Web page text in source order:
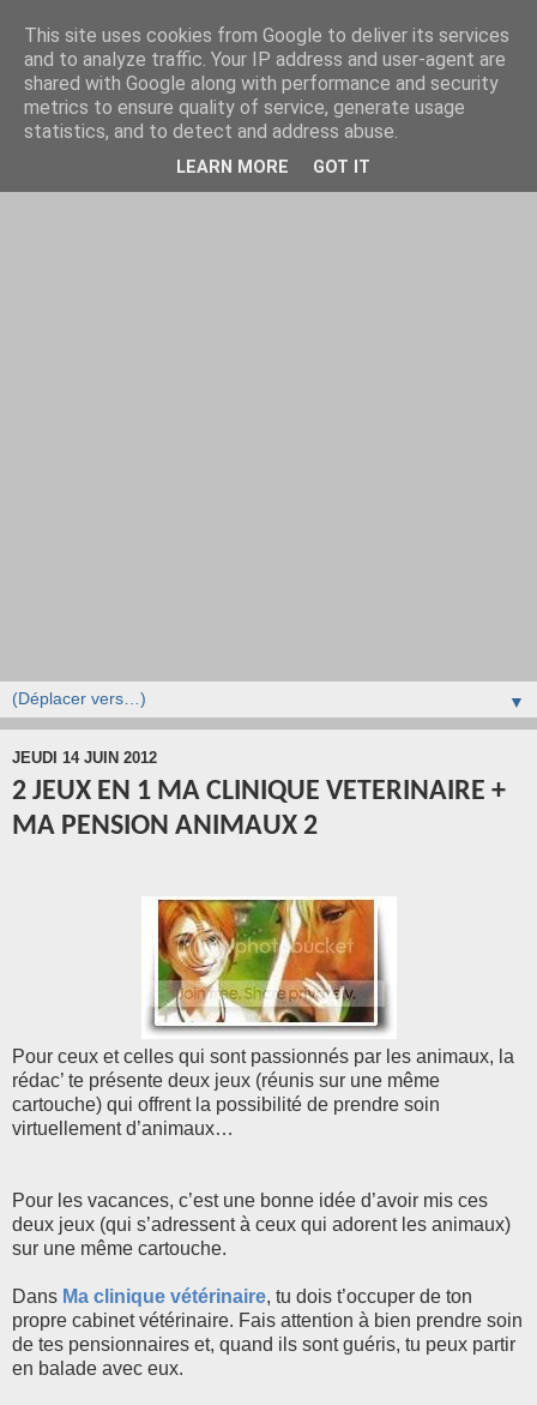
▼
JEUDI 14 JUIN 2012
2 JEUX EN 1 MA CLINIQUE VETERINAIRE +
MA PENSION ANIMAUX 2
Pour ceux et celles qui sont passionnés par les animaux, la
rédac’ te présente deux jeux (réunis sur une même
cartouche) qui offrent la possibilité de prendre soin
virtuellement d’animaux…
Pour les vacances, c’est une bonne idée d’avoir mis ces
deux jeux (qui s’adressent à ceux qui adorent les animaux)
sur une même cartouche.
Dans Ma clinique vétérinaire, tu dois t’occuper de ton
propre cabinet vétérinaire. Fais attention à bien prendre soin
de tes pensionnaires et, quand ils sont guéris, tu peux partir
en balade avec eux.
This site uses cookies from Google to deliver its services
and to analyze traffic. Your IP address and user-agent are
shared with Google along with performance and security
metrics to ensure quality of service, generate usage
statistics, and to detect and address abuse.
LEARN MORE GOT IT